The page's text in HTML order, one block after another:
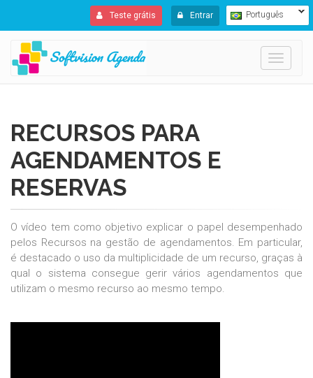
Teste grátis Entrar Português
Toggle
RECURSOS PARA
AGENDAMENTOS E
RESERVAS
O vídeo tem como objetivo explicar o papel desempenhado
pelos Recursos na gestão de agendamentos. Em particular,
é destacado o uso da multiplicidade de um recurso, graças à
qual o sistema consegue gerir vários agendamentos que
utilizam o mesmo recurso ao mesmo tempo.